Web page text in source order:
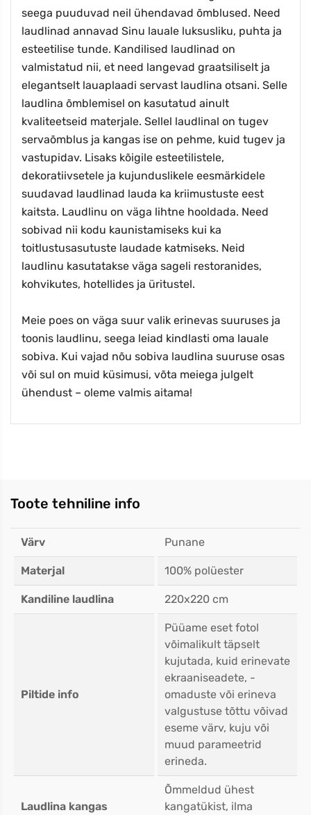
seega puuduvad neil ühendavad õmblused. Need
laudlinad annavad Sinu lauale luksusliku, puhta ja
esteetilise tunde. Kandilised laudlinad on
valmistatud nii, et need langevad graatsiliselt ja
elegantselt lauaplaadi servast laudlina otsani. Selle
laudlina õmblemisel on kasutatud ainult
kvaliteetseid materjale. Sellel laudlinal on tugev
servaõmblus ja kangas ise on pehme, kuid tugev ja
vastupidav. Lisaks kõigile esteetilistele,
dekoratiivsetele ja kujunduslikele eesmärkidele
suudavad laudlinad lauda ka kriimustuste eest
kaitsta. Laudlinu on väga lihtne hooldada. Need
sobivad nii kodu kaunistamiseks kui ka
toitlustusasutuste laudade katmiseks. Neid
laudlinu kasutatakse väga sageli restoranides,
kohvikutes, hotellides ja üritustel.
Meie poes on väga suur valik erinevas suuruses ja
toonis laudlinu, seega leiad kindlasti oma lauale
sobiva. Kui vajad nõu sobiva laudlina suuruse osas
või sul on muid küsimusi, võta meiega julgelt
ühendust – oleme valmis aitama!
Toote tehniline info
Värv Punane
Materjal 100% polüester
Kandiline laudlina 220x220 cm
Piltide info
Püüame eset fotol
võimalikult täpselt
kujutada, kuid erinevate
ekraaniseadete, -
omaduste või erineva
valgustuse tõttu võivad
eseme värv, kuju või
muud parameetrid
erineda.
Laudlina kangas
Õmmeldud ühest
kangatükist, ilma